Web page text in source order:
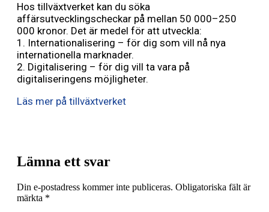
Hos tillväxtverket kan du söka
affärsutvecklingscheckar på mellan 50 000–250
000 kronor. Det är medel för att utveckla:
1. Internationalisering – för dig som vill nå nya
internationella marknader.
2. Digitalisering – för dig vill ta vara på
digitaliseringens möjligheter.
Läs mer på tillväxtverket
Lämna ett svar
Din e-postadress kommer inte publiceras. Obligatoriska fält är
märkta *